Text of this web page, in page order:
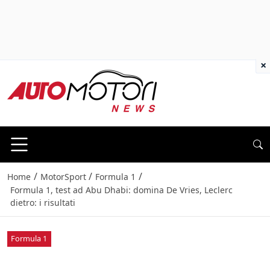
Home / MotorSport / Formula 1 /
Formula 1, test ad Abu Dhabi: domina De Vries, Leclerc
dietro: i risultati
Formula 1
×